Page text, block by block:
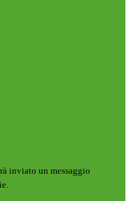
inviato un messaggio